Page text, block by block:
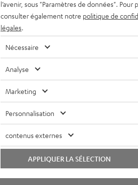
l’avenir, sous "Paramètres de données".
consulter également notre politique de
légales
Nécessaire
Analyse
Marketing
Personnalisation
contenus externes
APPLIQUER LA SÉLECTION